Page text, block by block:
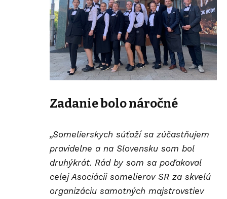
Zadanie bolo náročné
„Somelierskych súťaží sa zúčastňujem
pravidelne a na Slovensku som bol
druhýkrát. Rád by som sa poďakoval
celej Asociácii somelierov SR za skvelú
organizáciu samotných majstrovstiev